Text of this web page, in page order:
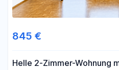
845 €
Helle 2-Zimmer-Wohnung